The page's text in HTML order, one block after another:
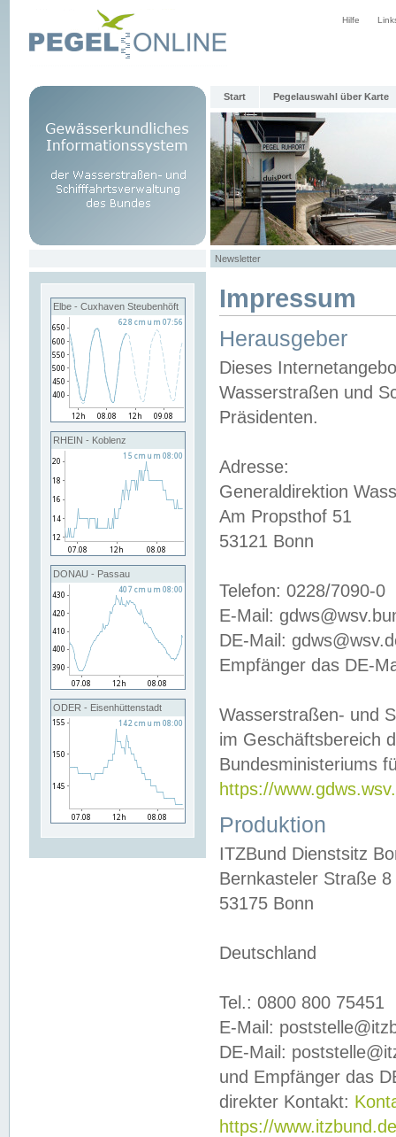
Hilfe
Start Pegelauswahl über Karte
Newsletter
Elbe - Cuxhaven Steubenhöft
RHEIN - Koblenz
DONAU - Passau
ODER - Eisenhüttenstadt
Impressum
Herausgeber
Dieses
Wasserstraßen und
Präsidenten.
Adresse:
Generaldirektion
Am Propsthof 51
53121 Bonn
Telefon: 0228/7090-0
E-Mail:
DE-Mail:
Empfänger das DE-
Wasserstraßen- und
im Geschäftsbereich
Bundesministeriums
https://
Produktion
ITZBund Dienstsitz
Bernkasteler Straße 8
53175 Bonn
Deutschland
Tel.: 0800 800 75451
E-Mail:
DE-Mail:
und Empfänger das
direkter Kontakt:
https://